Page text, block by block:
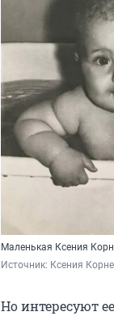
Маленькая Ксения
Источник: Ксения
Но интересуют